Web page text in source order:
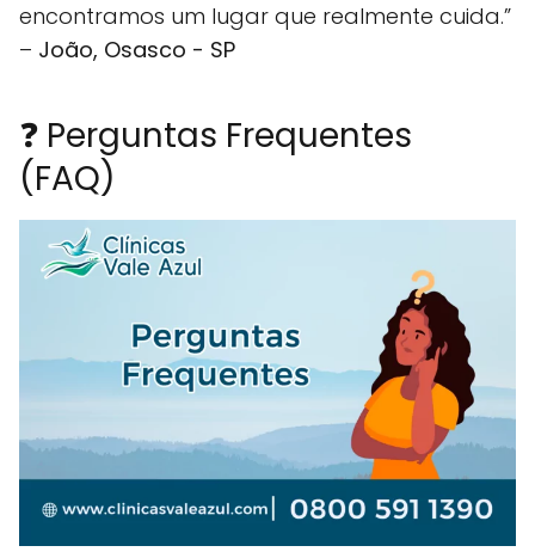
encontramos um lugar que realmente cuida.”
– João, Osasco - SP
❓ Perguntas Frequentes
(FAQ)